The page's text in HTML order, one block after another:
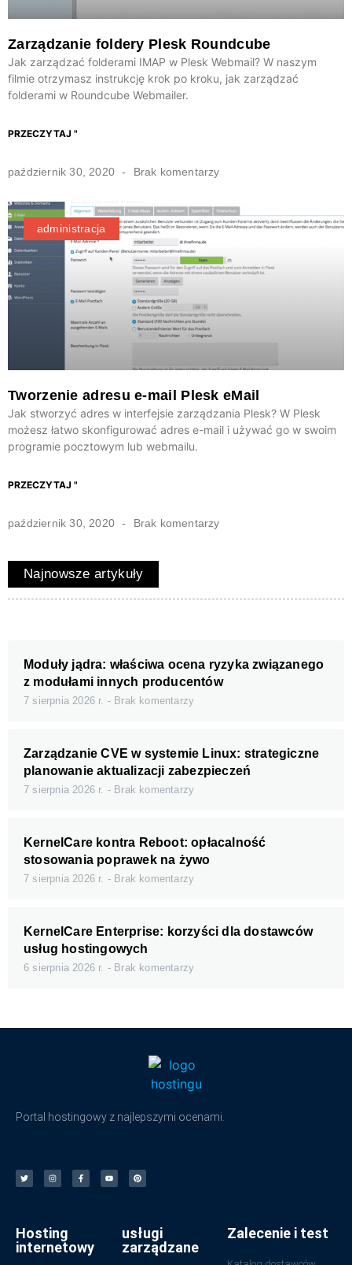
Zarządzanie foldery Plesk Roundcube
Jak zarządzać folderami IMAP w Plesk Webmail? W naszym
filmie otrzymasz instrukcję krok po kroku, jak zarządzać
folderami w Roundcube Webmailer.
PRZECZYTAJ "
październik 30, 2020 Brak komentarzy
administracja
Tworzenie adresu e-mail Plesk eMail
Jak stworzyć adres w interfejsie zarządzania Plesk? W Plesk
możesz łatwo skonfigurować adres e-mail i używać go w swoim
programie pocztowym lub webmailu.
PRZECZYTAJ "
październik 30, 2020 Brak komentarzy
Najnowsze artykuły
Moduły jądra: właściwa ocena ryzyka związanego
z modułami innych producentów
7 sierpnia 2026 r. Brak komentarzy
Zarządzanie CVE w systemie Linux: strategiczne
planowanie aktualizacji zabezpieczeń
7 sierpnia 2026 r. Brak komentarzy
KernelCare kontra Reboot: opłacalność
stosowania poprawek na żywo
7 sierpnia 2026 r. Brak komentarzy
KernelCare Enterprise: korzyści dla dostawców
usług hostingowych
6 sierpnia 2026 r. Brak komentarzy
Portal hostingowy z najlepszymi ocenami.
Hosting
internetowy
usługi
zarządzane
Zalecenie i test